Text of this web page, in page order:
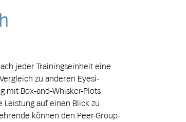
jeder Trainingseinheit eine
zu anderen Eyesi-
mit Box-and-Whisker-Plots
auf einen Blick zu
können den Peer-Group-